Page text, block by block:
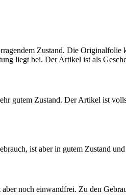
Zustand. Die
liegt bei. Der Artikel ist als
gutem Zustand. Der Artikel ist
ist aber in gutem Zustand
noch einwandfrei. Zu den